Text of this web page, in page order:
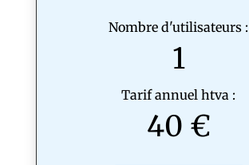
Nombre d'utilisateurs :
1
Tarif annuel htva :
40 €